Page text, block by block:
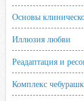
Основы
Иллюзия любви
Реадаптация и
Комплекс